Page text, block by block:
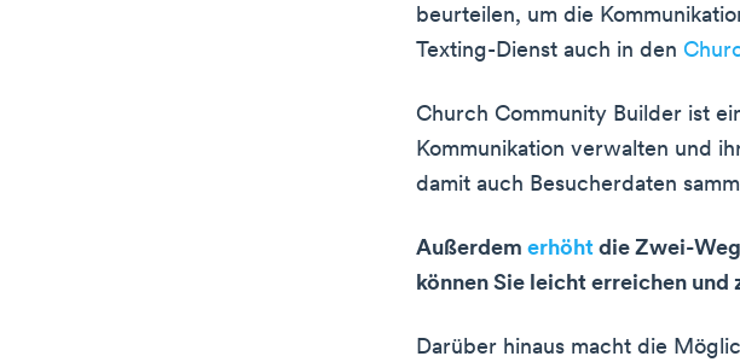
beurteilen, um die
Texting-Dienst auch in den
Church Community Builder ist
Kommunikation verwalten und
damit auch Besucherdaten
Außerdem erhöht die Zwei-
können Sie leicht erreichen und
Darüber hinaus macht die